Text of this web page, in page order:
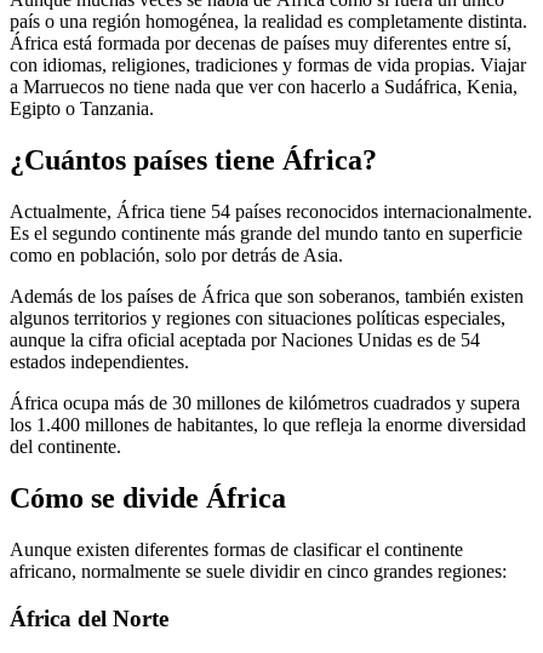
país o una región homogénea, la realidad es completamente distinta.
África está formada por decenas de países muy diferentes entre sí,
con idiomas, religiones, tradiciones y formas de vida propias. Viajar
a Marruecos no tiene nada que ver con hacerlo a Sudáfrica, Kenia,
Egipto o Tanzania.
¿Cuántos países tiene África?
Actualmente, África tiene 54 países reconocidos internacionalmente.
Es el segundo continente más grande del mundo tanto en superficie
como en población, solo por detrás de Asia.
Además de los países de África que son soberanos, también existen
algunos territorios y regiones con situaciones políticas especiales,
aunque la cifra oficial aceptada por Naciones Unidas es de 54
estados independientes.
África ocupa más de 30 millones de kilómetros cuadrados y supera
los 1.400 millones de habitantes, lo que refleja la enorme diversidad
del continente.
Cómo se divide África
Aunque existen diferentes formas de clasificar el continente
africano, normalmente se suele dividir en cinco grandes regiones:
África del Norte